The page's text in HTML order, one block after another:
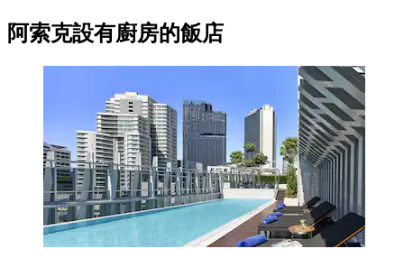
阿索克設有廚房的飯店